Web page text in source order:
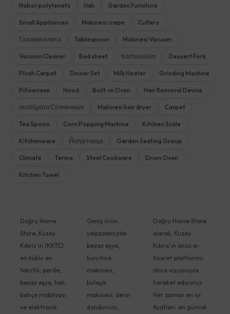
Nabor polytenets Halı Garden Furniture
Small Appliances Makinesi crepe Cutlery
Газовая плита Tablespoon Makinesi Vacuum
Vacuum Cleaner Bed sheet Καστριούλια Dessert Fork
Plush Carpet Dinner Set Milk Heater Grinding Machine
Pillowcase Hood Built-in Oven Hair Removal Device
συστήματα Солнечные Makinesi hair dryer Carpet
Tea Spoon Corn Popping Machine Kitchen Scale
Kitchenware Йогуртница Garden Seating Group
Climate Terms Steel Cookware Drum Oven
Kitchen Towel
Doğru Home
Store, Kuzey
Kıbrıs'ın (KKTC)
en köklü ev
tekstili, perde,
beyaz eşya, halı,
bahçe mobilyası
ve elektronik
Geniş ürün
yelpazemizde
beyaz eşya,
kurutma
makinesi,
bulaşık
makinesi, derin
dondurucu,
Doğru Home Store
olarak, Kuzey
Kıbrıs'ın öncü e-
ticaret platformu
olma vizyonuyla
hareket ediyoruz.
Her zaman en iyi
fiyatları, en güncel